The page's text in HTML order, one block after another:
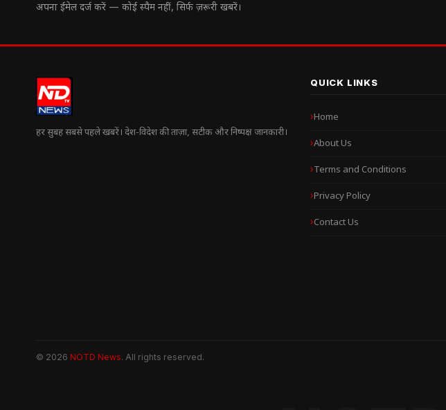
अपना ईमेल दर्ज करें — कोई स्पैम नहीं, सिर्फ ज़रूरी खबरें।
हर सुबह सबसे पहले खबरें। देश-विदेश की ताज़ा, सटीक और निष्पक्ष जानकारी।
QUICK LINKS
Home
About Us
Terms and Conditions
Privacy Policy
Contact Us
© 2026 NOTD News. All rights reserved.